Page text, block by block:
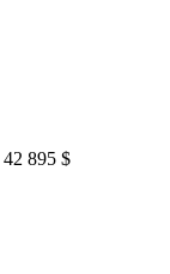
42 895 $